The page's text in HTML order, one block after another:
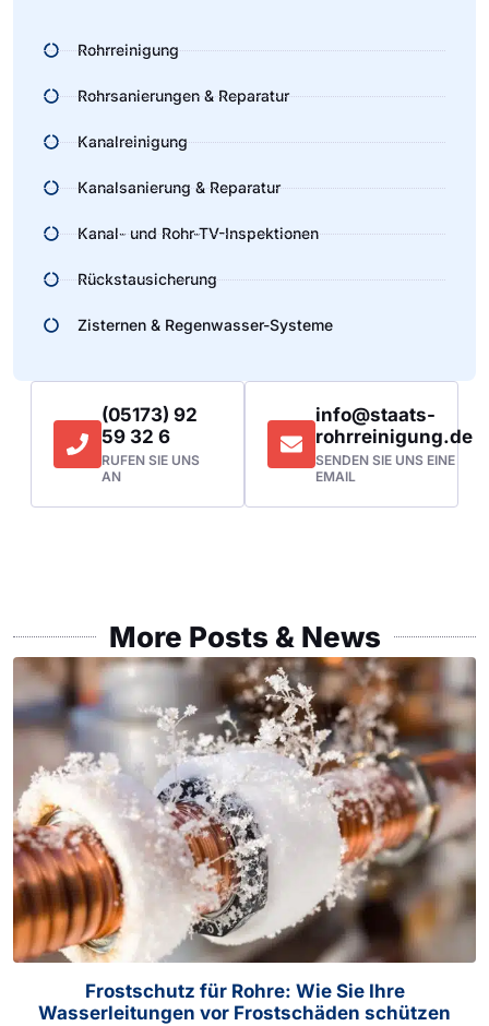
Rohrreinigung
Rohrsanierungen & Reparatur
Kanalreinigung
Kanalsanierung & Reparatur
Kanal- und Rohr-TV-Inspektionen
Rückstausicherung
Zisternen & Regenwasser-Systeme
(05173) 92
59 32 6
RUFEN SIE UNS
AN
info@staats-
rohrreinigung.de
SENDEN SIE UNS EINE
EMAIL
More Posts & News
Frostschutz für Rohre: Wie Sie Ihre
Wasserleitungen vor Frostschäden schützen